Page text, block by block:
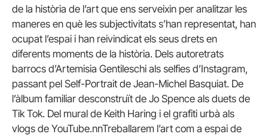
de la història de l’art que ens serveixin per analitzar les
maneres en què les subjectivitats s’han representat, han
ocupat l’espai i han reivindicat els seus drets en
diferents moments de la història. Dels autoretrats
barrocs d’Artemisia Gentileschi als selfies d’Instagram,
passant pel Self-Portrait de Jean-Michel Basquiat. De
l’àlbum familiar desconstruït de Jo Spence als duets de
Tik Tok. Del mural de Keith Haring i el grafiti urbà als
vlogs de YouTube.nnTreballarem l’art com a espai de